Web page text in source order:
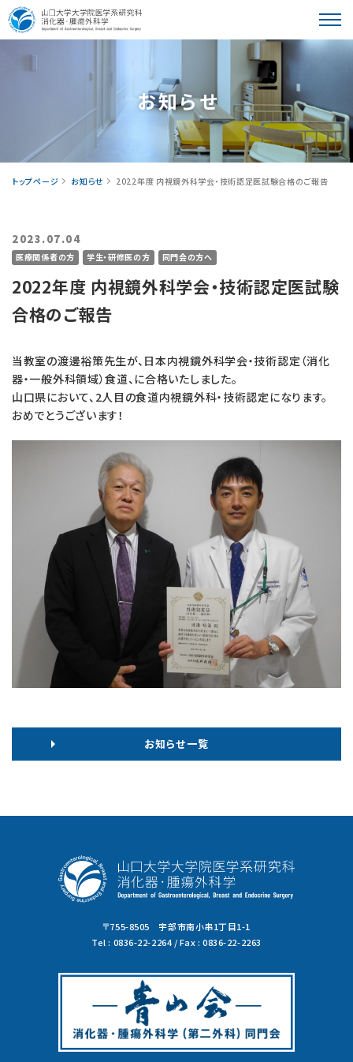
患者さんへ
学⽣・研修医の皆様へ
医療コラム
お知らせ
トップページ お知らせ 2022年度 内視鏡外科学会・技術認定医試験合格のご報告
2023.07.04
医療関係者の方 学生・研修医の方 同門会の方へ
2022年度 内視鏡外科学会・技術認定医試験
合格のご報告
当教室の渡邊裕策先生が、日本内視鏡外科学会・技術認定（消化
器・一般外科領域）食道、に合格いたしました。
山口県において、2人目の食道内視鏡外科・技術認定になります。
おめでとうございます！
お知らせ⼀覧
〒755-8505 宇部市南小串1丁目1-1
Tel : 0836-22-2264 / Fax : 0836-22-2263